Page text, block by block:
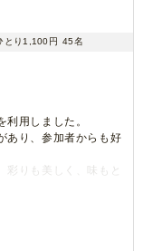
とり1,100円 45名
用しました。
あり、参加者からも好
彩りも美しく、味もと
満足度の高いケータ